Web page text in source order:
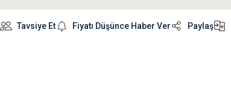
Tavsiye Et Fiyatı Düşünce Haber Ver Paylaş